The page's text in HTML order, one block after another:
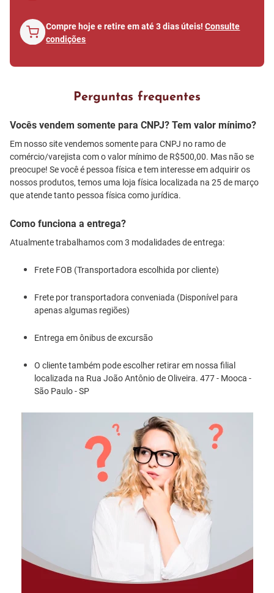
Compre hoje e retire em até 3 dias úteis!Consulte
condições
Perguntas frequentes
Vocês vendem somente para CNPJ? Tem valor mínimo?
Em nosso site vendemos somente para CNPJ no ramo de
comércio/varejista com o valor mínimo de R$500,00. Mas não se
preocupe! Se você é pessoa física e tem interesse em adquirir os
nossos produtos, temos uma loja física localizada na 25 de março
que atende tanto pessoa física como jurídica.
Como funciona a entrega?
Atualmente trabalhamos com 3 modalidades de entrega:
Frete FOB (Transportadora escolhida por cliente)
Frete por transportadora conveniada (Disponível para
apenas algumas regiões)
Entrega em ônibus de excursão
O cliente também pode escolher retirar em nossa filial
localizada na Rua João Antônio de Oliveira. 477 - Mooca -
São Paulo - SP